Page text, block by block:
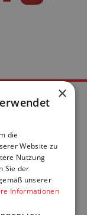
×
die
Website zu
Nutzung
Sie der
unserer
Informationen